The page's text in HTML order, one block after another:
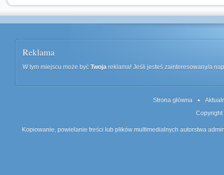
Reklama
W tym miejscu może być Twoja reklama! Jeśli jesteś zainteresowany/a
Strona główna
Kopiowanie, powielanie treści lub plików multimedialnych autorstwa